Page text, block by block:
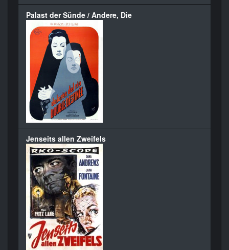
Palast der Sünde / Andere, Die
Jenseits allen Zweifels